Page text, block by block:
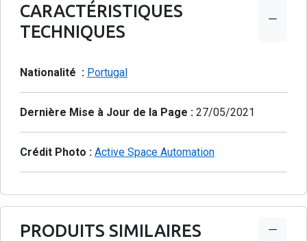
CARACTÉRISTIQUES
TECHNIQUES
Nationalité : Portugal
Dernière Mise à Jour de la Page : 27/05/2021
Crédit Photo : Active Space Automation
PRODUITS SIMILAIRES